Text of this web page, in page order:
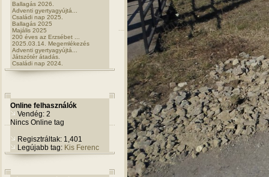
Ballagás 2026.
Adventi gyertyagyújtá...
Családi nap 2025.
Ballagás 2025
Majális 2025
200 éves az Erzsébet ...
2025.03.14. Megemlékezés
Adventi gyertyagyújtá...
Játszótér átadás.
Családi nap 2024.
Online felhasználók
Vendég: 2
Nincs Online tag
Regisztráltak: 1,401
Legújabb tag: Kis Ferenc